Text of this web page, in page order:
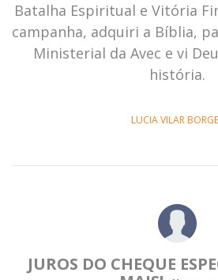
Batalha Espiritual e Vitória
campanha, adquiri a Bíblia,
Ministerial da Avec e vi
história.
LUCIA VILAR
JUROS DO CHEQUE